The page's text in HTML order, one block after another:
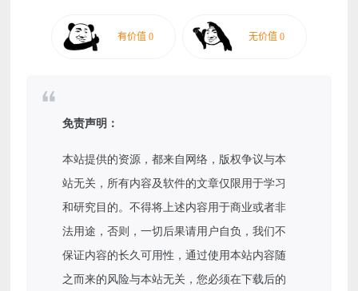
免责声明：
本站提供的资源，都来自网络，版权争议与本
站无关，所有内容及软件的文章仅限用于学习
和研究目的。不得将上述内容用于商业或者非
法用途，否则，一切后果请用户自负，我们不
保证内容的长久可用性，通过使用本站内容随
之而来的风险与本站无关，您必须在下载后的